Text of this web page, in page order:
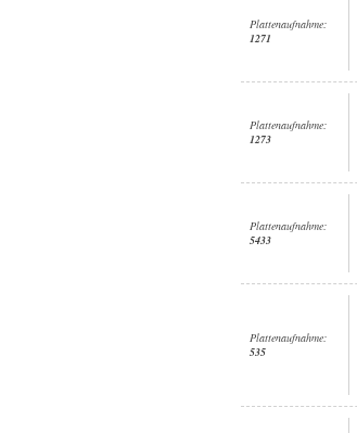
Plattenaufnahme:
1271
Plattenaufnahme:
1273
Plattenaufnahme:
5433
Plattenaufnahme:
535